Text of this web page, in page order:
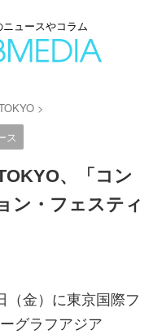
ュースやコラム
>
ス
、「コン
ン・フェスティ
（金）に東京国際フ
グラフアジア